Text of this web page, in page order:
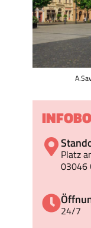
Platz
03046
24/7